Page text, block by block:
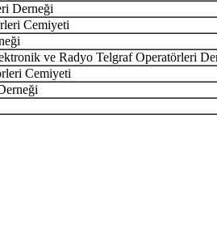
Derneği
Cemiyeti
ve Radyo Telgraf Operatörleri
Cemiyeti